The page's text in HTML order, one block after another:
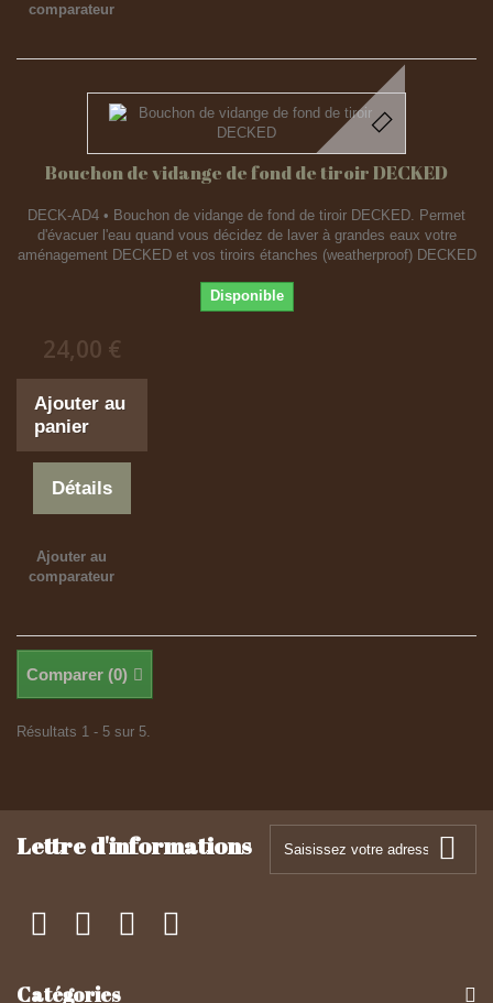
comparateur
Bouchon de vidange de fond de tiroir DECKED
DECK-AD4 • Bouchon de vidange de fond de tiroir DECKED. Permet
d'évacuer l'eau quand vous décidez de laver à grandes eaux votre
aménagement DECKED et vos tiroirs étanches (weatherproof) DECKED
Disponible
24,00 €
Ajouter au
panier
Détails
Ajouter au
comparateur
Comparer (0)
Résultats 1 - 5 sur 5.
Lettre d'informations
Catégories